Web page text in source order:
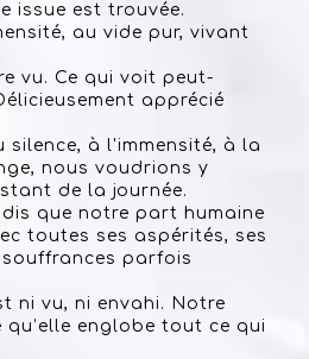
issue est trouvée.
au vide pur, vivant
vu. Ce qui voit peut-
apprécié
silence, à l'immensité, à la
nous voudrions y
de la journée.
que notre part humaine
toutes ses aspérités, ses
parfois
ni vu, ni envahi. Notre
englobe tout ce qui